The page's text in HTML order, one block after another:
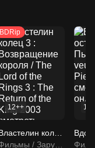
BDRip
12++